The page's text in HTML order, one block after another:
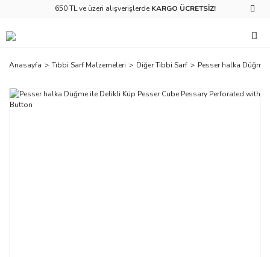
650 TL ve üzeri alışverişlerde KARGO ÜCRETSİZ!
Anasayfa Tıbbi Sarf Malzemeleri Diğer Tıbbi Sarf Pesser halka